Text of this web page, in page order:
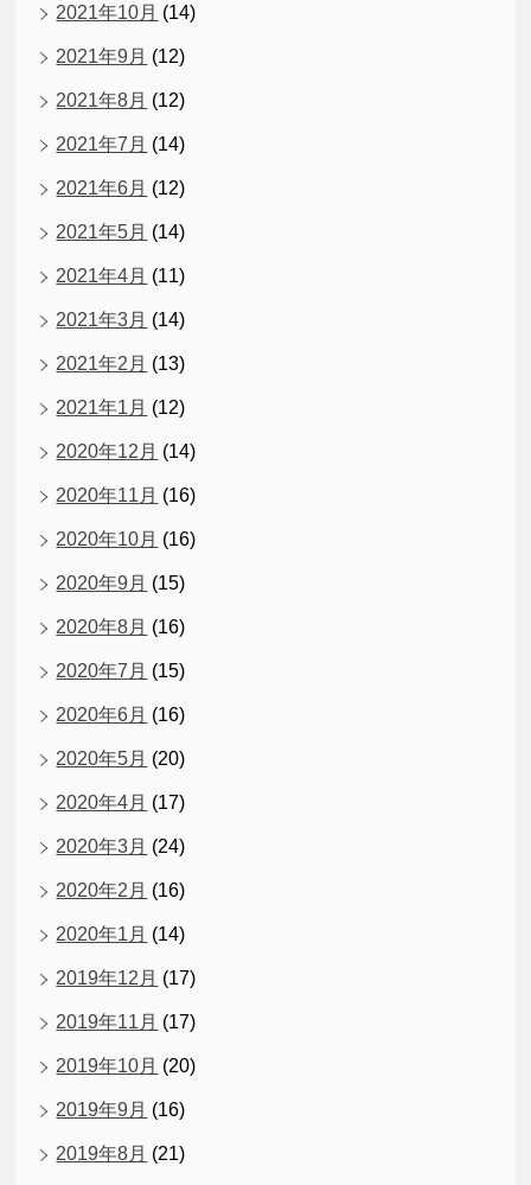
2021年10月 (14)
2021年9月 (12)
2021年8月 (12)
2021年7月 (14)
2021年6月 (12)
2021年5月 (14)
2021年4月 (11)
2021年3月 (14)
2021年2月 (13)
2021年1月 (12)
2020年12月 (14)
2020年11月 (16)
2020年10月 (16)
2020年9月 (15)
2020年8月 (16)
2020年7月 (15)
2020年6月 (16)
2020年5月 (20)
2020年4月 (17)
2020年3月 (24)
2020年2月 (16)
2020年1月 (14)
2019年12月 (17)
2019年11月 (17)
2019年10月 (20)
2019年9月 (16)
2019年8月 (21)